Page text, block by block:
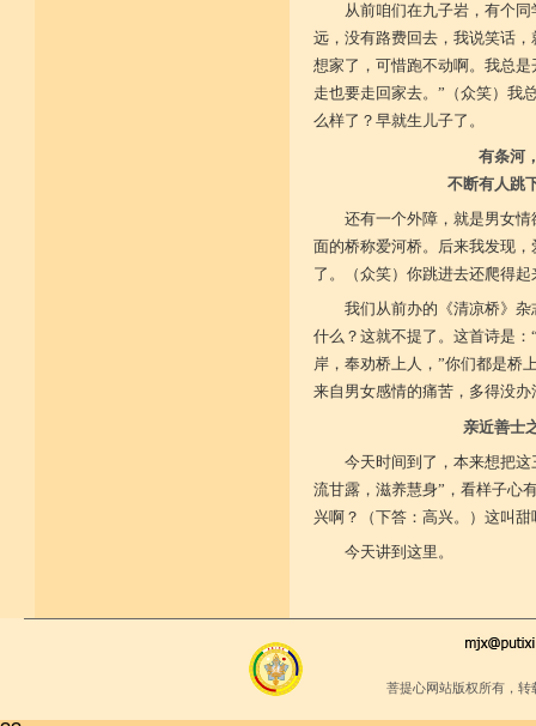
从前咱们在九子岩，有个
远，没有路费回去，我说笑话
想家了，可惜跑不动啊。我总
走也要走回家去。”（众笑）我
么样了？早就生儿子了。
有条河
不断有人跳
还有一个外障，就是男女
面的桥称爱河桥。后来我发现
了。（众笑）你跳进去还爬得起
我们从前办的《清凉桥》
什么？这就不提了。这首诗是
岸，奉劝桥上人，”你们都是桥
来自男女感情的痛苦，多得没办
亲近善士
今天时间到了，本来想把
流甘露，滋养慧身”，看样子心
兴啊？（下答：高兴。）这叫
今天讲到这里。
菩提心网站版权所有，